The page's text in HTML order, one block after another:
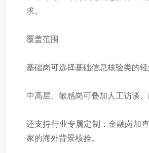
求。
‌覆盖范围‌
基础岗可选择基础信息核验类的
中高层、敏感岗可叠加人工访谈
还支持行业专属定制：金融岗加
家的海外背景核验。